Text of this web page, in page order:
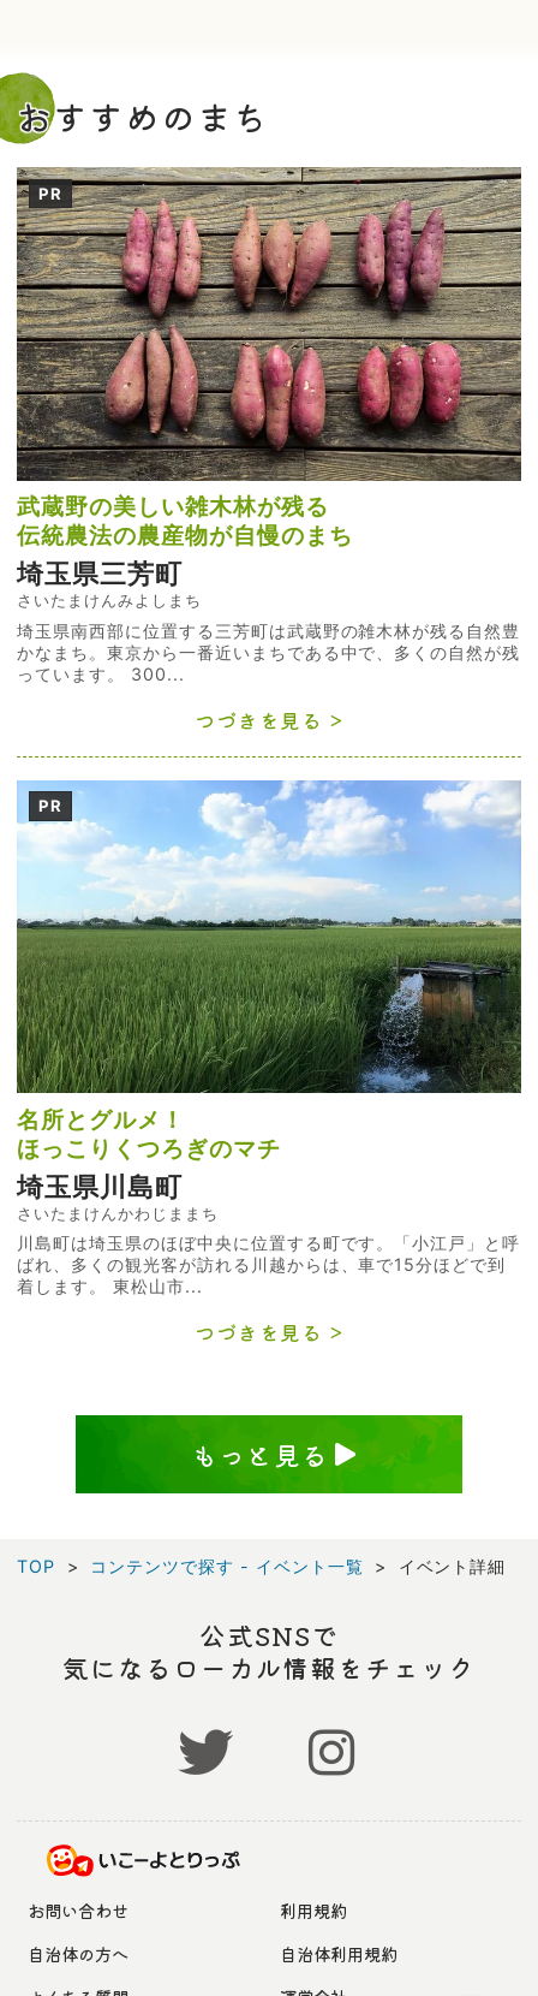
おすすめのまち
PR
武蔵野の美しい雑木林が残る
伝統農法の農産物が自慢のまち
埼玉県三芳町
さいたまけんみよしまち
埼玉県南西部に位置する三芳町は武蔵野の雑木林が残る自然豊
かなまち。東京から一番近いまちである中で、多くの自然が残
っています。 300...
つづきを見る
PR
名所とグルメ！
ほっこりくつろぎのマチ
埼玉県川島町
さいたまけんかわじままち
川島町は埼玉県のほぼ中央に位置する町です。「小江戸」と呼
ばれ、多くの観光客が訪れる川越からは、車で15分ほどで到
着します。 東松山市...
つづきを見る
もっと見る
TOP コンテンツで探す - イベント一覧 イベント詳細
公式SNSで
気になるローカル情報をチェック
お問い合わせ
利用規約
自治体の方へ
自治体利用規約